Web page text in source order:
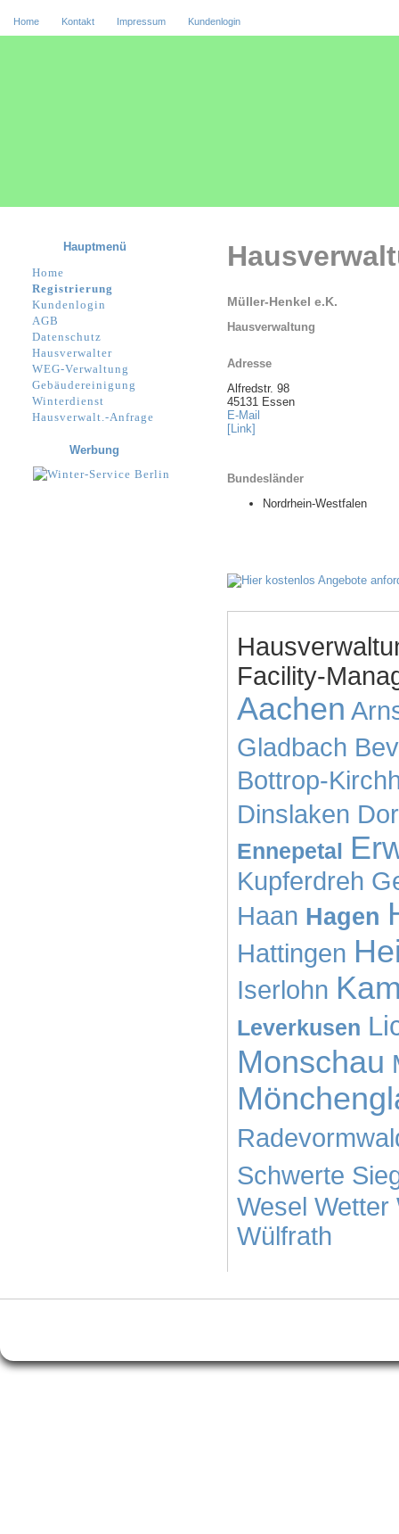
Home Kontakt Impressum Kundenlogin
Müller-Henkel e.K.
Hausverwaltung
Adresse
Alfredstr. 98
45131 Essen
E-Mail
[Link]
Bundesländer
Nordrhein-Westfalen
Facility-
Aachen
Gladbach
Bottrop-
Dinslaken
Ennepetal
Kupferdreh
Haan Hagen
Hattingen
Iserlohn
Leverkusen
Monschau
Schwerte
Wesel Wetter
Wülfrath
Hauptmenü
Home
Registrierung
Kundenlogin
AGB
Datenschutz
Hausverwalter
WEG-Verwaltung
Gebäudereinigung
Winterdienst
Hausverwalt.-Anfrage
Werbung